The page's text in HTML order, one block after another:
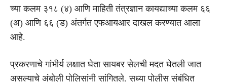
च्या कलम ३१८ (४) आणि माहिती तंत्रज्ञान कायद्याच्या कलम ६६
(अ) आणि ६६ (ड) अंतर्गत एफआयआर दाखल करण्यात आला
आहे.
प्रकरणाचे गांभीर्य लक्षात घेता सायबर सेलची मदत घेतली जात
असल्याचे अंबोली पोलिसांनी सांगितले. सध्या पोलीस संबंधित